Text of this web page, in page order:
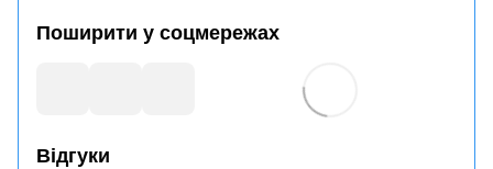
Поширити у соцмережах
Відгуки